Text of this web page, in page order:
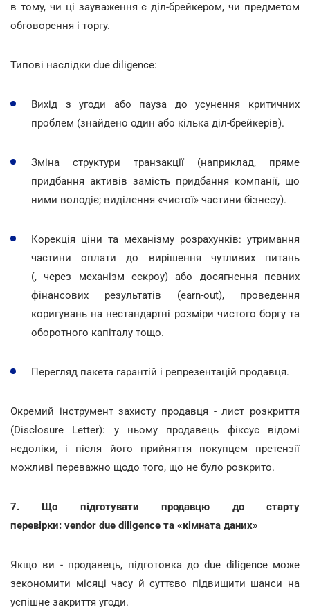
в тому, чи ці зауваження є діл-брейкером, чи предметом
обговорення і торгу.
Типові наслідки due diligence:
Вихід з угоди або пауза до усунення критичних
проблем (знайдено один або кілька діл-брейкерів).
Зміна структури транзакції (наприклад, пряме
придбання активів замість придбання компанії, що
ними володіє; виділення «чистої» частини бізнесу).
Корекція ціни та механізму розрахунків: утримання
частини оплати до вирішення чутливих питань
(, через механізм ескроу) або досягнення певних
фінансових результатів (earn-out), проведення
коригувань на нестандартні розміри чистого боргу та
оборотного капіталу тощо.
Перегляд пакета гарантій і репрезентацій продавця.
Окремий інструмент захисту продавця - лист розкриття
(Disclosure Letter): у ньому продавець фіксує відомі
недоліки, і після його прийняття покупцем претензії
можливі переважно щодо того, що не було розкрито.
7. Що підготувати продавцю до старту
перевірки: vendor due diligence та «кімната даних»
Якщо ви - продавець, підготовка до due diligence може
зекономити місяці часу й суттєво підвищити шанси на
успішне закриття угоди.